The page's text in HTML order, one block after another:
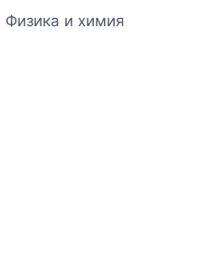
Физика и химия